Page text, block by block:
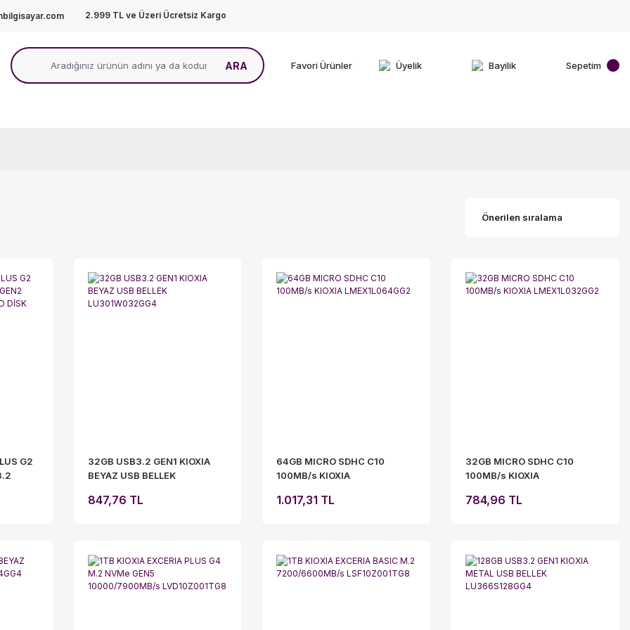
2.999 TL ve Üzeri Ücretsiz Kargo
ARA Favori Ürünler Üyelik Bayilik Sepetim
G2
32GB USB3.2 GEN1 KIOXIA
BEYAZ USB BELLEK
847,76 TL
64GB MICRO SDHC C10
100MB/s KIOXIA
1.017,31 TL
32GB MICRO SDHC C10
100MB/s KIOXIA
784,96 TL